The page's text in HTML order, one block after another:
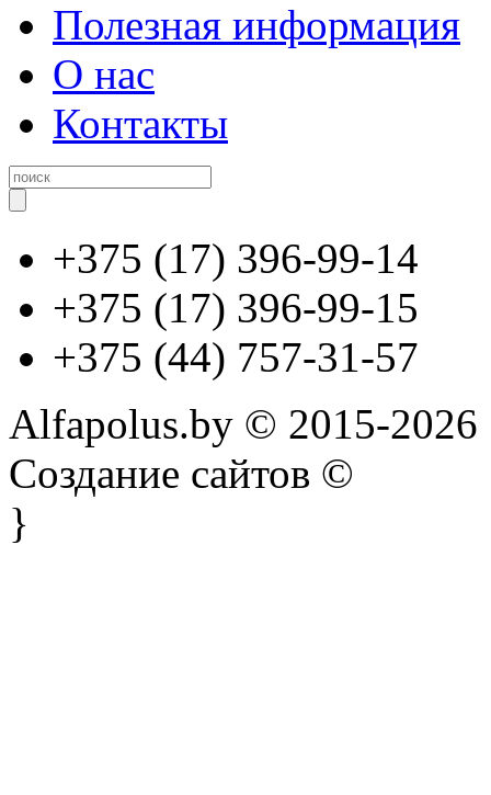
Полезная информация
О нас
Контакты
+375 (17) 396-99-14
+375 (17) 396-99-15
+375 (44) 757-31-57
Alfapolus.by © 2015-2026
Создание сайтов ©
}